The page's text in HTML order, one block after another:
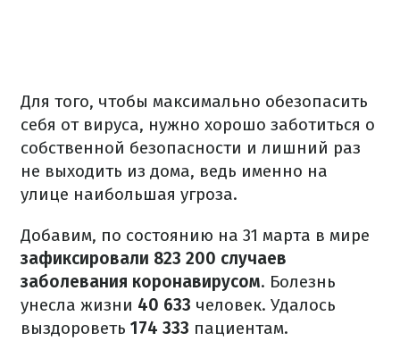
Для того, чтобы максимально обезопасить
себя от вируса, нужно хорошо заботиться о
собственной безопасности и лишний раз
не выходить из дома, ведь именно на
улице наибольшая угроза.
Добавим, по состоянию на 31 марта в мире
зафиксировали 823 200 случаев
заболевания коронавирусом. Болезнь
унесла жизни 40 633 человек. Удалось
выздороветь 174 333 пациентам.